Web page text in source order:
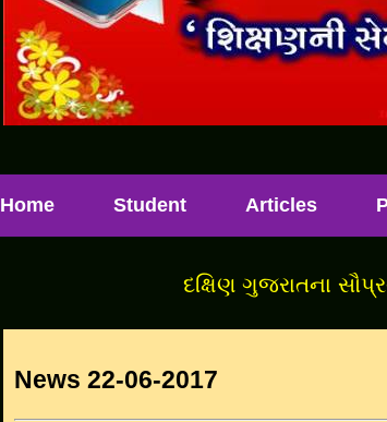
Home Student Articles
દક્ષિણ ગુજરાતના સૌપ્રથમ
News 22-06-2017